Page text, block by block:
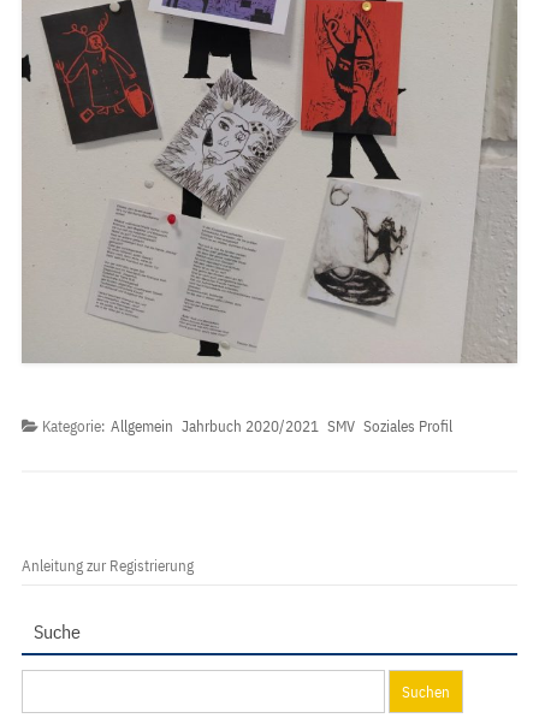
Kategorie: Allgemein Jahrbuch 2020/2021 SMV Soziales Profil
Anleitung zur Registrierung
Suche
nach: